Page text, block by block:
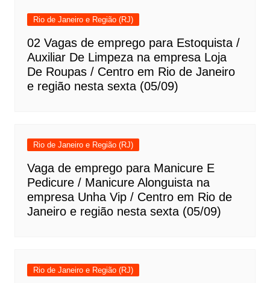
Rio de Janeiro e Região (RJ)
02 Vagas de emprego para Estoquista /
Auxiliar De Limpeza na empresa Loja
De Roupas / Centro em Rio de Janeiro
e região nesta sexta (05/09)
Rio de Janeiro e Região (RJ)
Vaga de emprego para Manicure E
Pedicure / Manicure Alonguista na
empresa Unha Vip / Centro em Rio de
Janeiro e região nesta sexta (05/09)
Rio de Janeiro e Região (RJ)